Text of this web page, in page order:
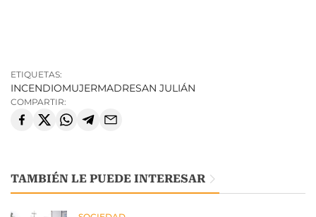
ETIQUETAS:
INCENDIOMUJERMADRESAN JULIÁN
COMPARTIR:
TAMBIÉN LE PUEDE INTERESAR